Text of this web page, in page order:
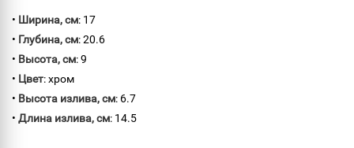
• Ширина, см: 17
• Глубина, см: 20.6
• Высота, см: 9
• Цвет: хром
• Высота излива, см: 6.7
• Длина излива, см: 14.5